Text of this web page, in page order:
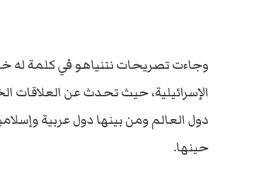
وجاءت تصريحات نتنياهو في كلمة له
الإسرائيلية، حيث تحدث عن العلاقات
دول العالم ومن بينها دول عربية
حينها.